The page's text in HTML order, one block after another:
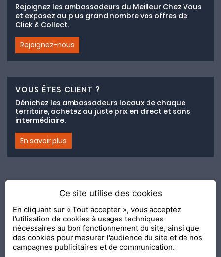
Rejoignez les ambassadeurs du Meilleur Chez Vous
et exposez au plus grand nombre vos offres de
Click & Collect.
Rejoignez-nous
VOUS ÊTES CLIENT ?
Dénichez les ambassadeurs locaux de chaque
territoire, achetez au juste prix en direct et sans
intermédiaire.
En savoir plus
Adhésion au collectif lemeilleurchezvous.com
Nous contacter Nos Ambassadeurs Présentation
2020 Le Meilleur Chez Vous, édité parAPI & YOU| Agence
conseil & communication Editeur de la solution Console
Shop and Go
Ce site utilise des cookies
En cliquant sur « Tout accepter », vous acceptez
l’utilisation de cookies à usages techniques
nécessaires au bon fonctionnement du site, ainsi que
des cookies pour mesurer l'audience du site et de nos
campagnes publicitaires et de communication.